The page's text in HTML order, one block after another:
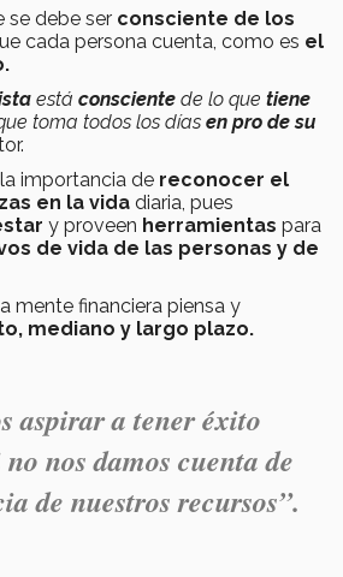
se debe ser consciente de los
cada persona cuenta, como es el
está consciente de lo que tiene
toma todos los días en pro de su
importancia de reconocer el
en la vida diaria, pues
y proveen herramientas para
de vida de las personas y de
mente financiera piensa y
mediano y largo plazo.
aspirar a tener éxito
nos damos cuenta de
de nuestros recursos”.